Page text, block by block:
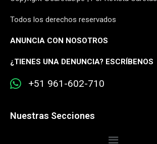
Todos los derechos reservados
ANUNCIA CON NOSOTROS
¿TIENES UNA DENUNCIA? ESCRÍBENOS
+51 961-602-710
Nuestras Secciones